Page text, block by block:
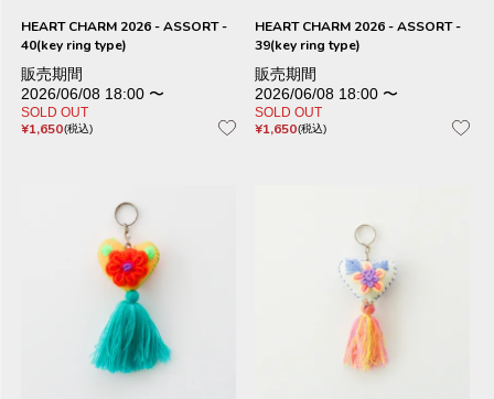
HEART CHARM 2026 - ASSORT -
40(key ring type)
販売期間
2026/06/08 18:00 〜
SOLD OUT
¥1,650 税込
HEART CHARM 2026 - ASSORT -
39(key ring type)
販売期間
2026/06/08 18:00 〜
SOLD OUT
¥1,650 税込